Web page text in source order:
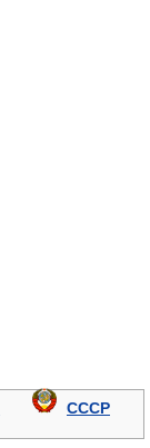
СССР